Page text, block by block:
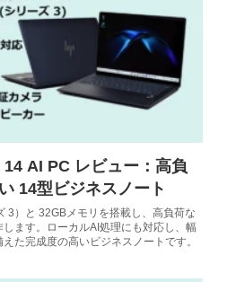
AI PC レビュー：高負
14型ビジネスノート
3）と 32GBメモリを搭載し、高負荷な
ます。ローカルAI処理にも対応し、幅
た完成度の高いビジネスノートです。